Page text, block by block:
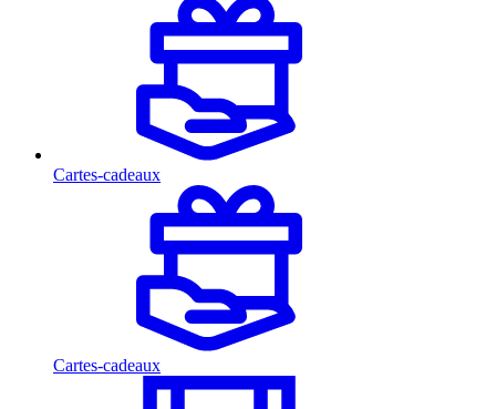
Cartes-cadeaux
Cartes-cadeaux